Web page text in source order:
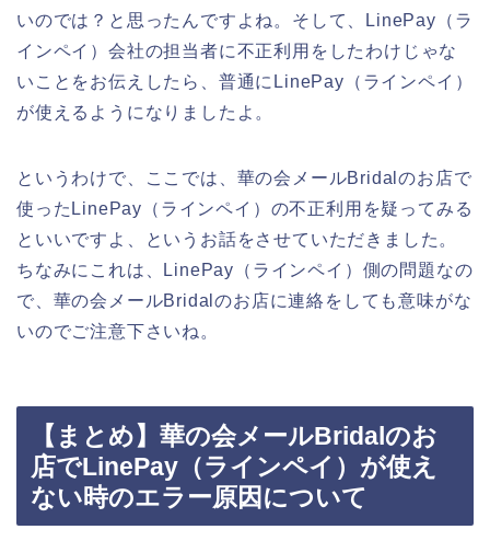
いのでは？と思ったんですよね。そして、LinePay（ラ
インペイ）会社の担当者に不正利用をしたわけじゃな
いことをお伝えしたら、普通にLinePay（ラインペイ）
が使えるようになりましたよ。
というわけで、ここでは、華の会メールBridalのお店で
使ったLinePay（ラインペイ）の不正利用を疑ってみる
といいですよ、というお話をさせていただきました。
ちなみにこれは、LinePay（ラインペイ）側の問題なの
で、華の会メールBridalのお店に連絡をしても意味がな
いのでご注意下さいね。
【まとめ】華の会メールBridalのお
店でLinePay（ラインペイ）が使え
ない時のエラー原因について